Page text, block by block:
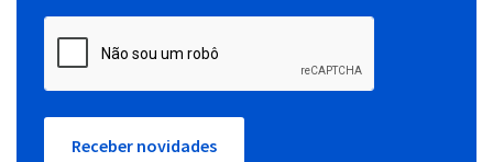
Receber novidades